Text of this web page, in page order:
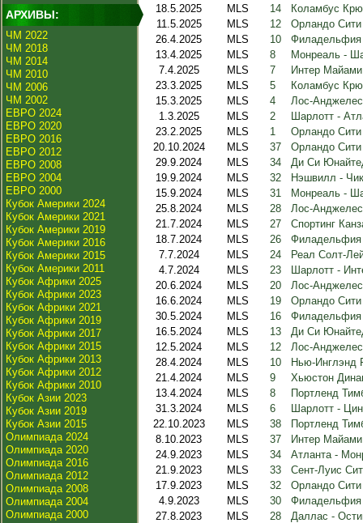
АРХИВЫ:
ЧМ 2022
ЧМ 2018
ЧМ 2014
ЧМ 2010
ЧМ 2006
ЧМ 2002
ЕВРО 2024
ЕВРО 2020
ЕВРО 2016
ЕВРО 2012
ЕВРО 2008
ЕВРО 2004
ЕВРО 2000
Кубок Америки 2024
Кубок Америки 2021
Кубок Америки 2019
Кубок Америки 2016
Кубок Америки 2015
Кубок Америки 2011
Кубок Африки 2025
Кубок Африки 2023
Кубок Африки 2021
Кубок Африки 2019
Кубок Африки 2017
Кубок Африки 2015
Кубок Африки 2013
Кубок Африки 2012
Кубок Африки 2010
Кубок Азии 2023
Кубок Азии 2019
Кубок Азии 2015
Олимпиада 2024
Олимпиада 2020
Олимпиада 2016
Олимпиада 2012
Олимпиада 2008
Олимпиада 2004
Олимпиада 2000
18.5.2025
MLS 14
Коламбус
11.5.2025
MLS 12
Орландо
26.4.2025
MLS 10
13.4.2025
MLS 8
Монреаль -
7.4.2025
MLS 7
Интер
23.3.2025
MLS 5
Коламбус
15.3.2025
MLS 4
Лос-
1.3.2025
MLS 2
Шарлотт -
23.2.2025
MLS 1
Орландо
20.10.2024
MLS 37
Орландо Сити
29.9.2024
MLS 34
Ди Си
19.9.2024
MLS 32
Нэшвилл -
15.9.2024
MLS 31
Монреаль -
25.8.2024
MLS 28
Лос-
21.7.2024
MLS 27
Спортинг
18.7.2024
MLS 26
7.7.2024
MLS 24
Реал Солт-
4.7.2024
MLS 23
Шарлотт -
20.6.2024
MLS 20
Лос-
16.6.2024
MLS 19
Орландо
30.5.2024
MLS 16
Филадельфия
16.5.2024
MLS 13
Ди Си
12.5.2024
MLS 12
Лос-
28.4.2024
MLS 10
Нью-Инглэнд
21.4.2024
MLS 9
Хьюстон
13.4.2024
MLS 8
Портленд
31.3.2024
MLS 6
Шарлотт -
22.10.2023
MLS 38
Портленд
8.10.2023
MLS 37
Интер
24.9.2023
MLS 34
Атланта -
21.9.2023
MLS 33
Сент-Луис
17.9.2023
MLS 32
Орландо
4.9.2023
MLS 30
27.8.2023
MLS 28
Даллас -